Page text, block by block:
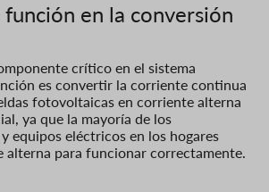
función en la conversión
crítico en el sistema
es convertir la corriente continua
fotovoltaicas en corriente alterna
ya que la mayoría de los
equipos eléctricos en los hogares
alterna para funcionar correctamente.